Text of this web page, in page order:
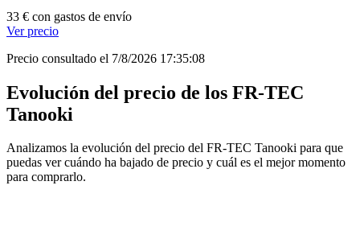
33 € con gastos de envío
Ver precio
Precio consultado el 7/8/2026 17:35:08
Evolución del precio de los FR-TEC
Tanooki
Analizamos la evolución del precio del FR-TEC Tanooki para que
puedas ver cuándo ha bajado de precio y cuál es el mejor momento
para comprarlo.